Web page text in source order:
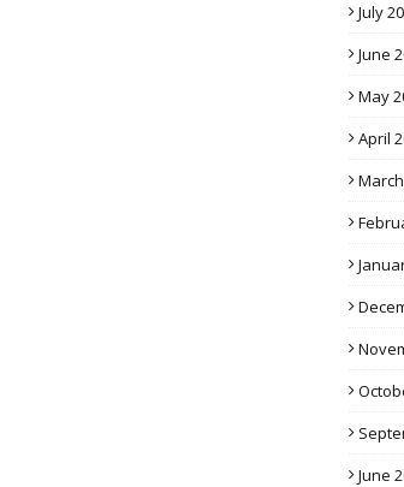
July
June
May
April
June